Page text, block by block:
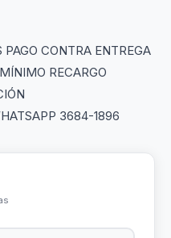
CONTRA ENTREGA
RECARGO
3684-1896